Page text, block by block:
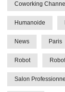
Coworking
Humanoide
News Paris
Robot
Salon Professionnel